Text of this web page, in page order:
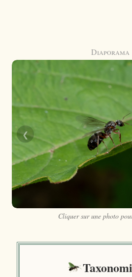
Diaporama
❮
Cliquer sur une photo